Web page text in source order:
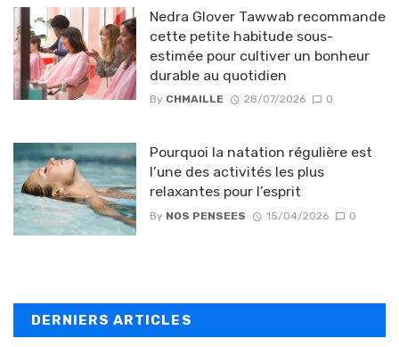
Nedra Glover Tawwab recommande
cette petite habitude sous-
estimée pour cultiver un bonheur
durable au quotidien
By CHMAILLE 28/07/2026 0
Pourquoi la natation régulière est
l’une des activités les plus
relaxantes pour l’esprit
By NOS PENSEES 15/04/2026 0
DERNIERS ARTICLES